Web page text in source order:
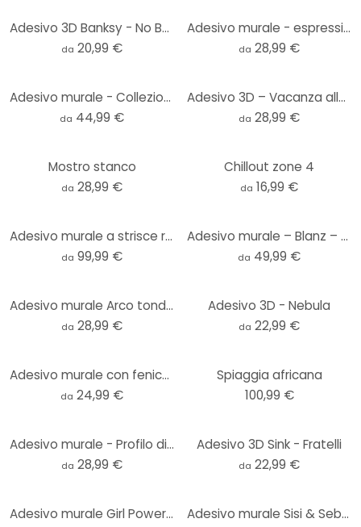
Adesivo 3D Banksy - No Ball Games
da 20,99 €
Adesivo murale - espressione di suono dei fumetti - BOOM
da 28,99 €
Adesivo murale - Collezione di scarpe
da 44,99 €
Adesivo 3D – Vacanza alle Maldive
da 28,99 €
Mostro stanco
da 28,99 €
Chillout zone 4
da 16,99 €
Adesivo murale a strisce retrò (3 pezzi) | colori arcobaleno
da 99,99 €
Adesivo murale – Blanz – Albero fiorito
da 49,99 €
Adesivo murale Arco tondo stretto lilla pastello
da 28,99 €
Adesivo 3D - Nebula
da 22,99 €
Adesivo murale con fenicotteri e foglie tropicali - Bloomery Decor - Rotondo
da 24,99 €
Spiaggia africana
100,99 €
Adesivo murale - Profilo di Berlino
da 28,99 €
Adesivo 3D Sink - Fratelli
da 22,99 €
Adesivo murale Girl Power retro lettering viola - rotondo Adesivo murale Sisi & Seb - Succulent